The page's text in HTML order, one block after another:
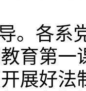
。各
育第
展好法